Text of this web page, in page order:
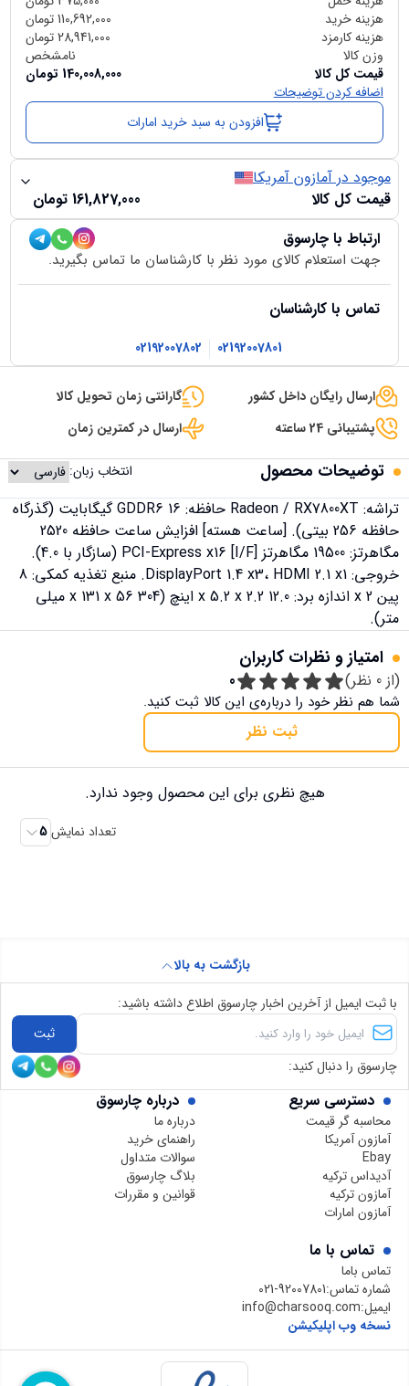
هزینه خرید
110,692,000تومان
هزینه کارمزد
28,941,000تومان
وزن کالا
نامشخص
قیمت کل کالا
140,008,000 تومان
اضافه کردن توضیحات
افزودن به سبد خرید امارات
موجود در آمازون آمریکا
قیمت کل کالا
161,827,000 تومان
ارتباط با چارسوق
جهت استعلام کالای مورد نظر با کارشناسان ما تماس بگیرید.
تماس با کارشناسان
02192007801
02192007802
ارسال رایگان داخل کشور
گارانتی زمان تحویل کالا
پشتیبانی 24 ساعته
ارسال در کمترین زمان
توضیحات محصول انتخاب زبان:
تراشه: Radeon / RX7800XT حافظه: GDDR6 16 گیگابایت (گذرگاه
حافظه 256 بیتی). [ساعت هسته] افزایش ساعت حافظه 2520
مگاهرتز: 19500 مگاهرتز [I/F] PCI-Express x16 (سازگار با 4.0).
خروجی: DisplayPort 1.4 x3، HDMI 2.1 x1. منبع تغذیه کمکی: 8
پین x 2 اندازه برد: 12.0 x 5.2 x 2.2 اینچ (304 x 131 x 56 میلی
متر).
امتیاز و نظرات کاربران
(از 0 نظر) 0
شما هم نظر خود را درباره‌ی این کالا ثبت کنید.
ثبت نظر
هیچ نظری برای این محصول وجود ندارد.
تعداد نمایش 5
دسترسی سریع
محاسبه گر قیمت
آمازون آمریکا
Ebay
آدیداس ترکیه
آمازون ترکیه
آمازون امارات
درباره چارسوق
درباره ما
راهنمای خرید
سوالات متداول
بلاگ چارسوق
قوانین و مقررات
تماس با ما
تماس باما
شماره تماس:021-92007801
ایمیل:info@charsooq.com
نسخه وب اپلیکیشن
بازگشت به بالا
با ثبت ایمیل از آخرین اخبار چارسوق اطلاع داشته باشید:
ثبت
چارسوق را دنبال کنید: